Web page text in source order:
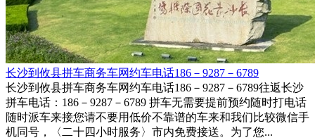
​长沙到攸县拼车商务车网约车电话186－9287－6789
长沙到攸县拼车商务车网约车电话186－9287－6789往返长沙
拼车电话：186－9287－6789 拼车无需要提前预约随时打电话
随时派车来接您请不要用低价不靠谱的车来和我们比较微信手
机同号，〈二十四小时服务〉市内免费接送。为了您...